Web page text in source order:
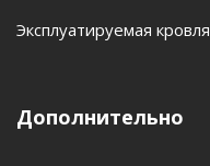
Эксплуатируемая кровля
Дополнительно